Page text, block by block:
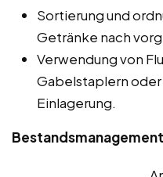
Sortierung und
Getränke nach
Verwendung von
Gabelstaplern
Einlagerung.